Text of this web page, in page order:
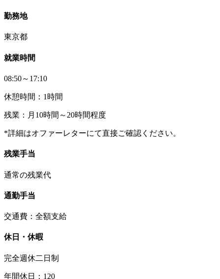
勤務地
東京都
就業時間
08:50～17:10
休憩時間：1時間
残業：月10時間～20時間程度
*詳細はオファーレターにて直接ご確認ください。
残業手当
通常の残業代
通勤手当
交通費：全額支給
休日・休暇
完全週休二日制
年間休日：120